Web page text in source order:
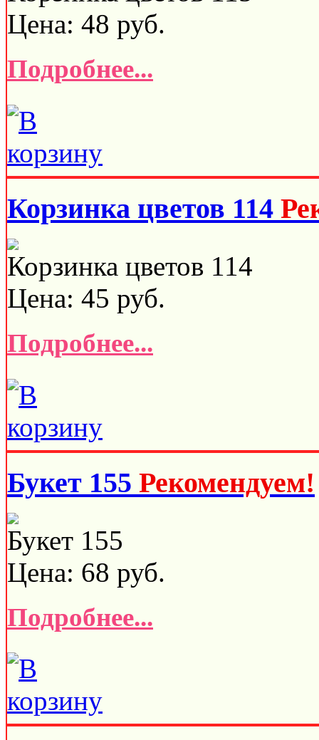
Цена: 48 руб.
Подробнее...
Корзинка цветов 114
Корзинка цветов 114
Цена: 45 руб.
Подробнее...
Букет 155 Рекомендуем!
Букет 155
Цена: 68 руб.
Подробнее...